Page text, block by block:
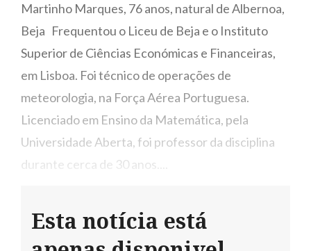
Martinho Marques, 76 anos, natural de Albernoa,
Beja Frequentou o Liceu de Beja e o Instituto
Superior de Ciências Económicas e Financeiras,
em Lisboa. Foi técnico de operações de
meteorologia, na Força Aérea Portuguesa.
Licenciado em Ensino da Matemática, pela
Universidade Aberta, foi professor da disciplina
durante cerca de 30 anos....
Esta notícia está